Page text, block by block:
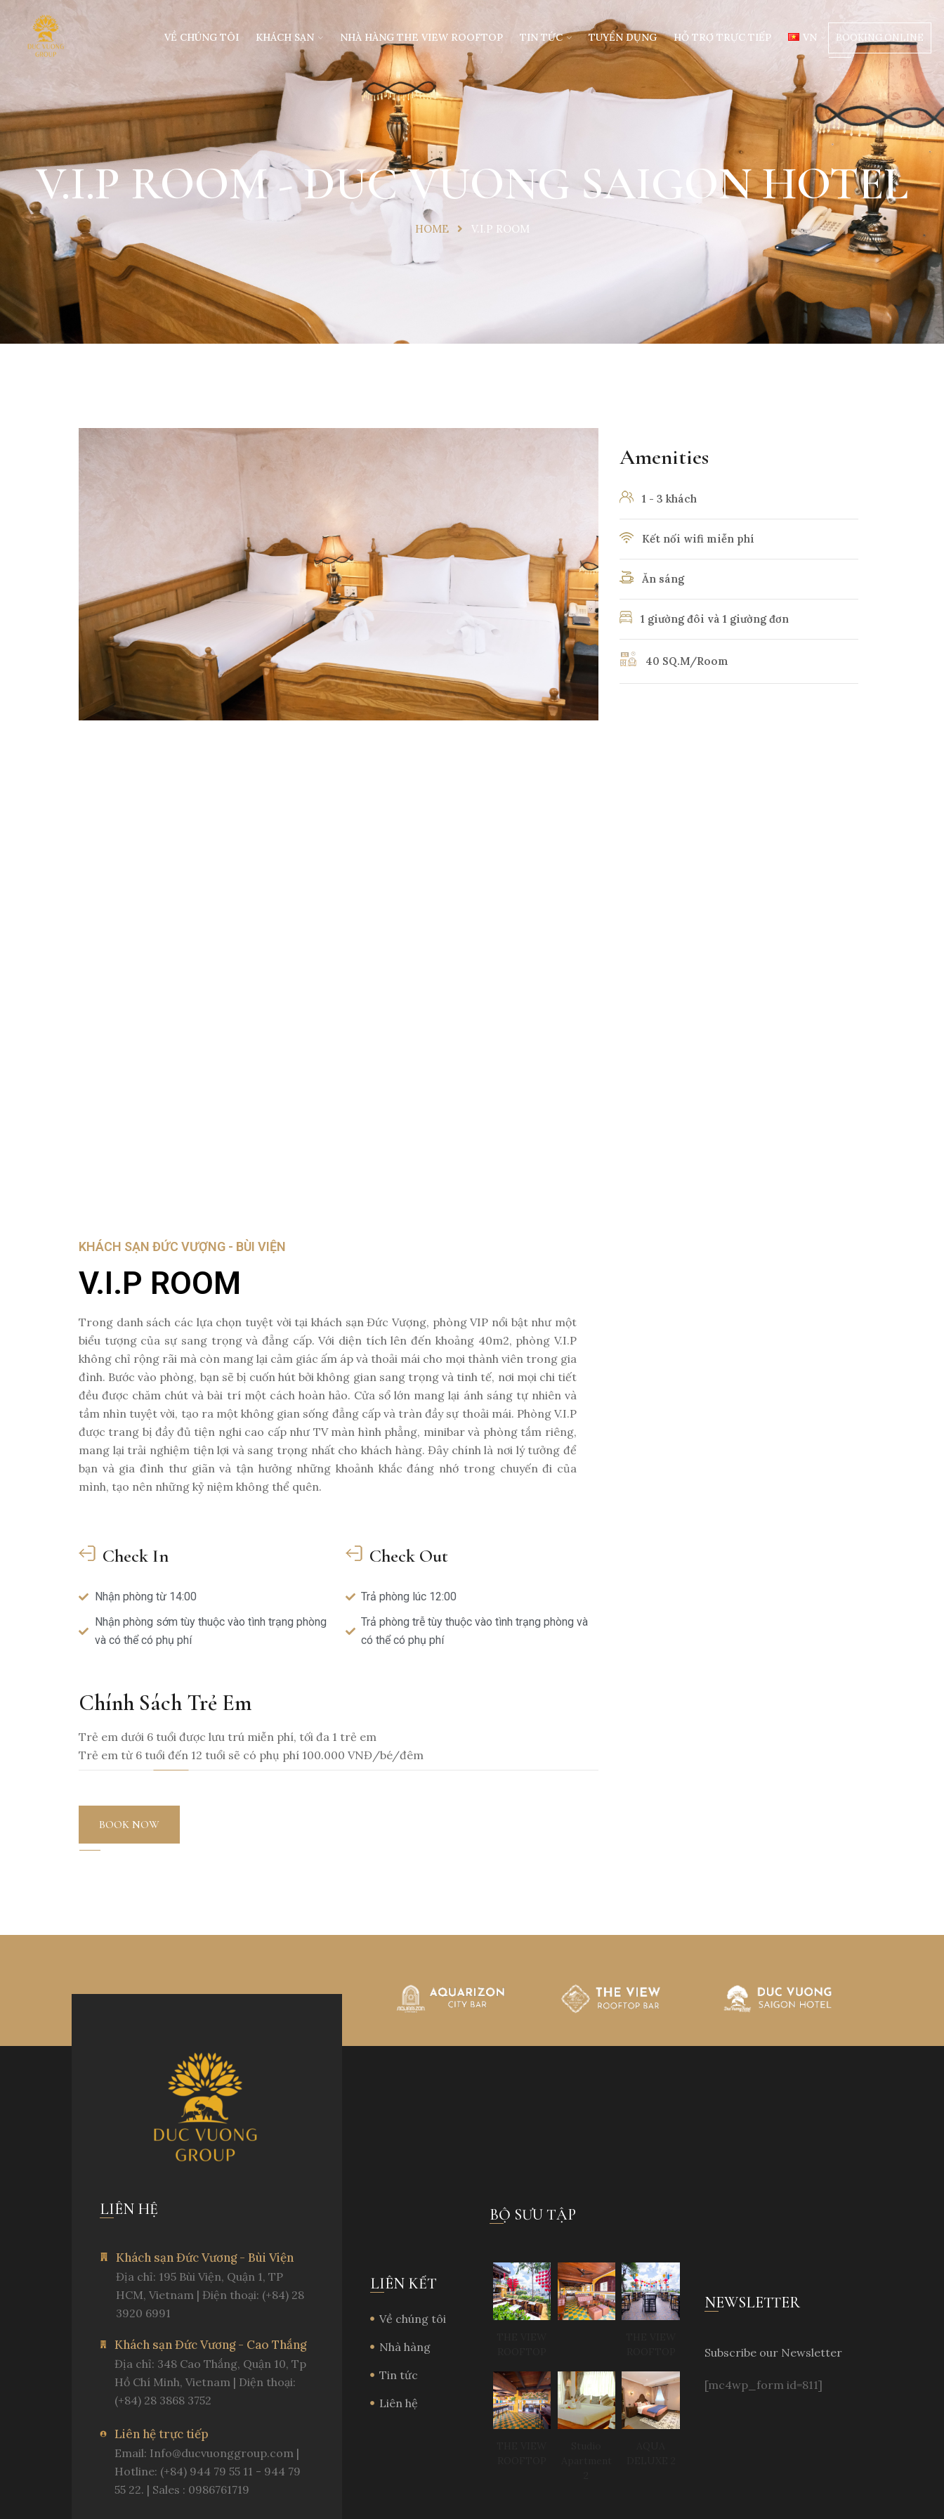
VỀ CHÚNG TÔI KHÁCH SẠN NHÀ HÀNG THE VIEW ROOFTOP TIN TỨC TUYỂN DỤNG HỖ TRỢ TRỰC TIẾP VN BOOKING ONLINE
V.I.P ROOM - DUC VUONG SAIGON HOTEL
HOME V.I.P ROOM
KHÁCH SẠN ĐỨC VƯỢNG - BÙI VIỆN
V.I.P ROOM
Trong danh sách các lựa chọn tuyệt vời tại khách sạn Đức Vượng, phòng VIP nổi bật như một
biểu tượng của sự sang trọng và đẳng cấp. Với diện tích lên đến khoảng 40m2, phòng V.I.P
không chỉ rộng rãi mà còn mang lại cảm giác ấm áp và thoải mái cho mọi thành viên trong gia
đình. Bước vào phòng, bạn sẽ bị cuốn hút bởi không gian sang trọng và tinh tế, nơi mọi chi tiết
đều được chăm chút và bài trí một cách hoàn hảo. Cửa sổ lớn mang lại ánh sáng tự nhiên và
tầm nhìn tuyệt vời, tạo ra một không gian sống đẳng cấp và tràn đầy sự thoải mái. Phòng V.I.P
được trang bị đầy đủ tiện nghi cao cấp như TV màn hình phẳng, minibar và phòng tắm riêng,
mang lại trải nghiệm tiện lợi và sang trọng nhất cho khách hàng. Đây chính là nơi lý tưởng để
bạn và gia đình thư giãn và tận hưởng những khoảnh khắc đáng nhớ trong chuyến đi của
mình, tạo nên những kỷ niệm không thể quên.
Check In
Nhận phòng từ 14:00
Nhận phòng sớm tùy thuộc vào tình trạng phòng
và có thể có phụ phí
Check Out
Trả phòng lúc 12:00
Trả phòng trễ tùy thuộc vào tình trạng phòng và
có thể có phụ phí
Chính Sách Trẻ Em
Trẻ em dưới 6 tuổi được lưu trú miễn phí, tối đa 1 trẻ em
Trẻ em từ 6 tuổi đến 12 tuổi sẽ có phụ phí 100.000 VNĐ/bé/đêm
BOOK NOW
Amenities
1 - 3 khách
Kết nối wifi miễn phí
Ăn sáng
1 giường đôi và 1 giường đơn
40 SQ.M/Room
LIÊN HỆ
Khách sạn Đức Vương - Bùi Viện
Địa chỉ: 195 Bùi Viện, Quận 1, TP
HCM, Vietnam | Điện thoại: (+84) 28
3920 6991
Khách sạn Đức Vương - Cao Thắng
Địa chỉ: 348 Cao Thắng, Quận 10, Tp
Hồ Chí Minh, Vietnam | Diện thoại:
(+84) 28 3868 3752
Liên hệ trực tiếp
Email: Info@ducvuonggroup.com |
Hotline: (+84) 944 79 55 11 - 944 79
55 22. | Sales : 0986761719
LIÊN KẾT
Về chúng tôi
Nhà hàng
Tin tức
Liên hệ
BỘ SƯU TẬP
NEWSLETTER
Subscribe our Newsletter
[mc4wp_form id=811]